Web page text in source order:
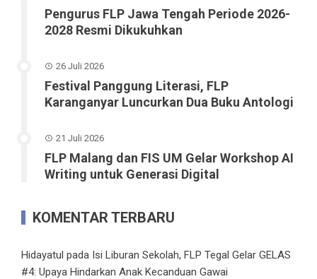
Pengurus FLP Jawa Tengah Periode 2026-
2028 Resmi Dikukuhkan
26 Juli 2026
Festival Panggung Literasi, FLP
Karanganyar Luncurkan Dua Buku Antologi
21 Juli 2026
FLP Malang dan FIS UM Gelar Workshop AI
Writing untuk Generasi Digital
KOMENTAR TERBARU
Hidayatul pada Isi Liburan Sekolah, FLP Tegal Gelar GELAS
#4: Upaya Hindarkan Anak Kecanduan Gawai